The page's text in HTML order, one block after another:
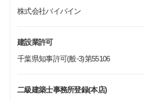
株式会社バイバイン
建設業許可
千葉県知事許可(般-3)第55106
二級建築士事務所登録(本店)